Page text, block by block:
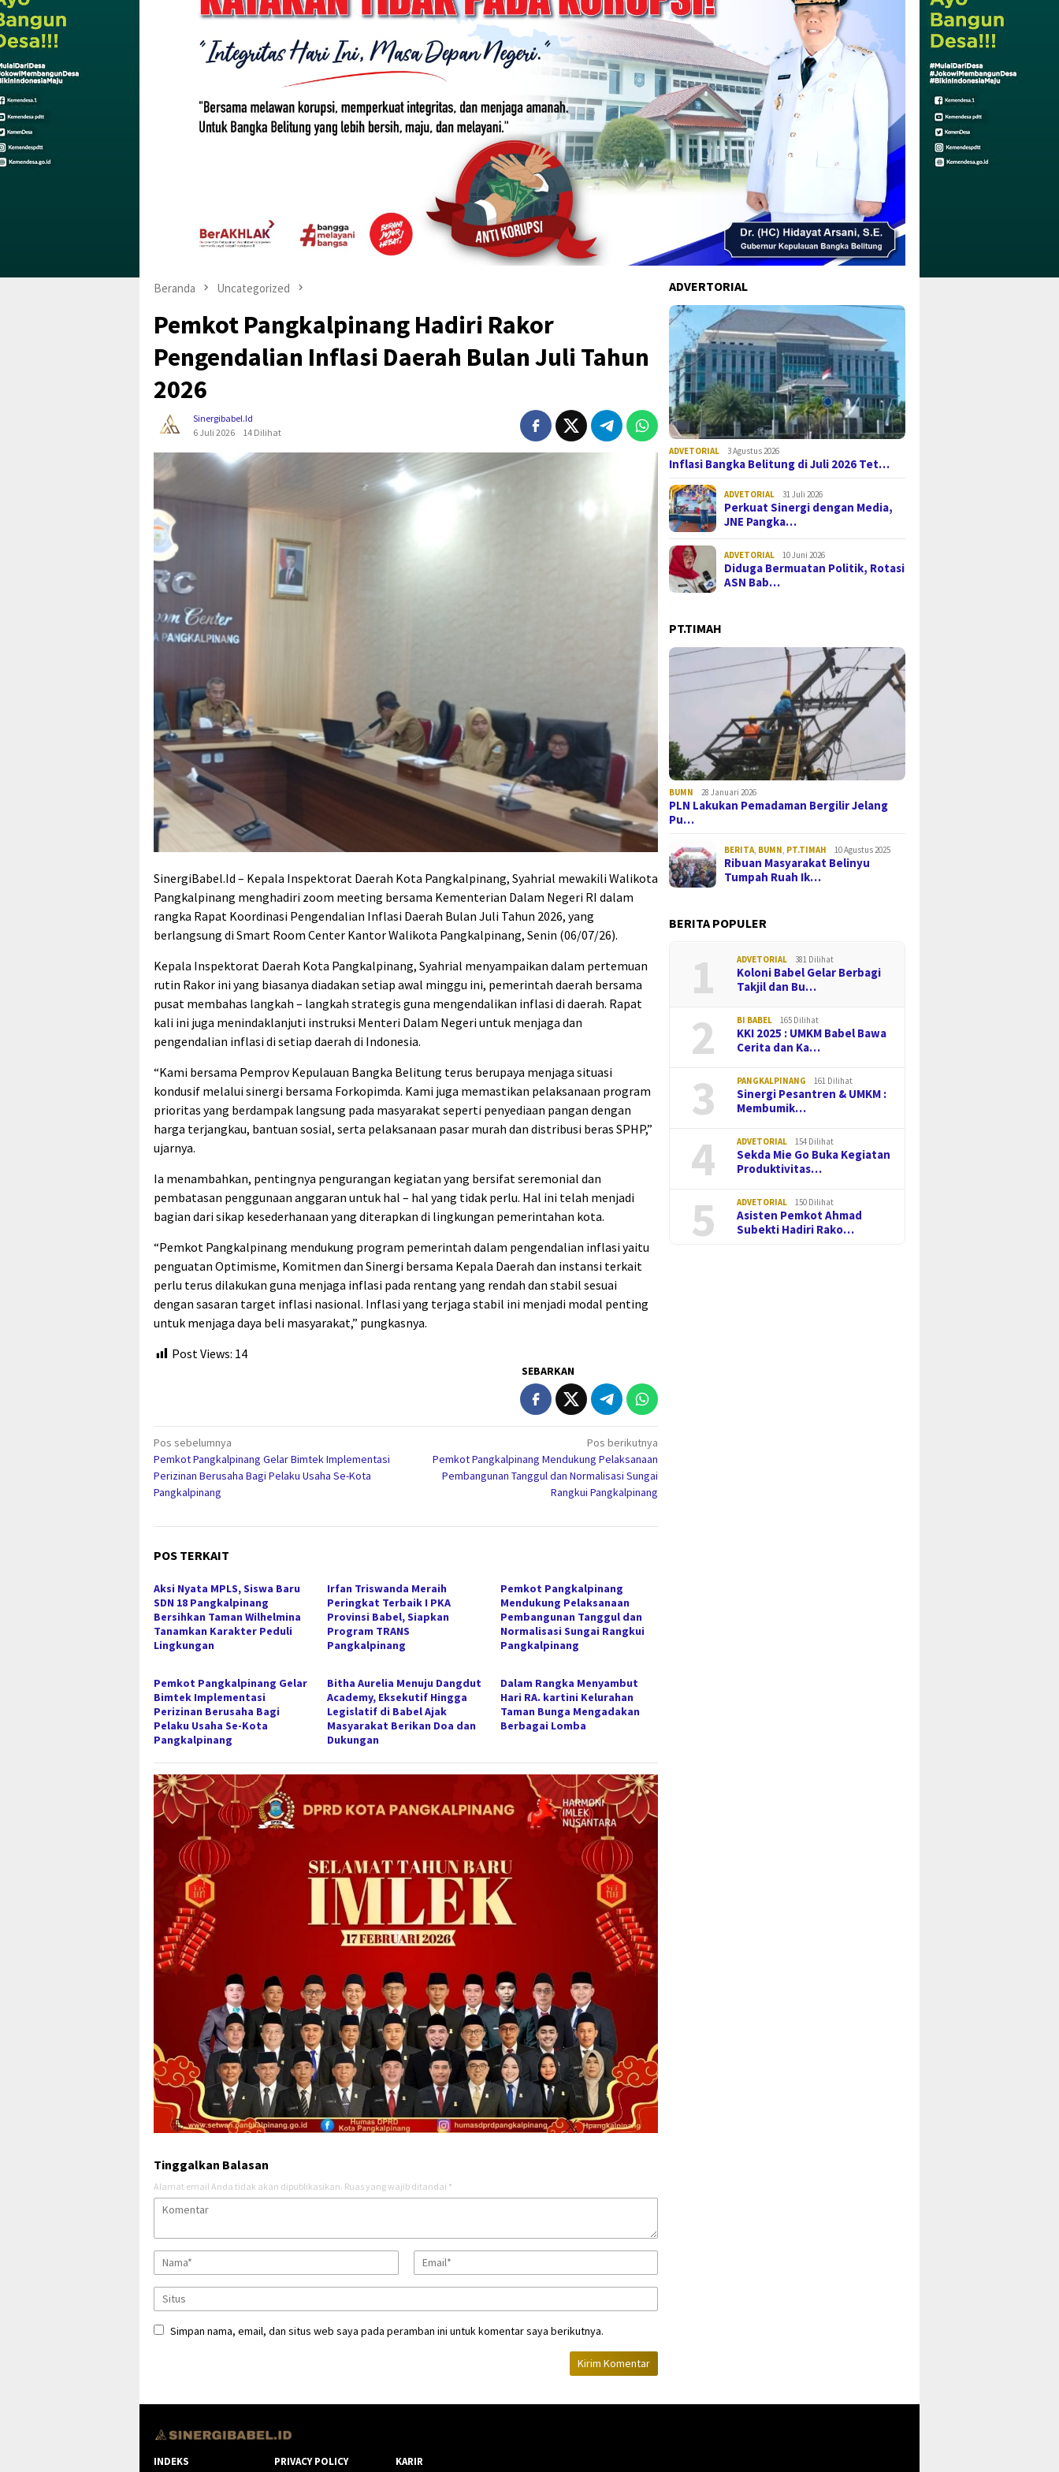
Beranda Uncategorized
Pemkot Pangkalpinang Hadiri Rakor
Pengendalian Inflasi Daerah Bulan Juli Tahun
2026
Sinergibabel.id
6 Juli 2026
14 Dilihat
SinergiBabel.Id – Kepala Inspektorat Daerah Kota Pangkalpinang, Syahrial mewakili Walikota
Pangkalpinang menghadiri zoom meeting bersama Kementerian Dalam Negeri RI dalam
rangka Rapat Koordinasi Pengendalian Inflasi Daerah Bulan Juli Tahun 2026, yang
berlangsung di Smart Room Center Kantor Walikota Pangkalpinang, Senin (06/07/26).
Kepala Inspektorat Daerah Kota Pangkalpinang, Syahrial menyampaikan dalam pertemuan
rutin Rakor ini yang biasanya diadakan setiap awal minggu ini, pemerintah daerah bersama
pusat membahas langkah – langkah strategis guna mengendalikan inflasi di daerah. Rapat
kali ini juga menindaklanjuti instruksi Menteri Dalam Negeri untuk menjaga dan
pengendalian inflasi di setiap daerah di Indonesia.
“Kami bersama Pemprov Kepulauan Bangka Belitung terus berupaya menjaga situasi
kondusif melalui sinergi bersama Forkopimda. Kami juga memastikan pelaksanaan program
prioritas yang berdampak langsung pada masyarakat seperti penyediaan pangan dengan
harga terjangkau, bantuan sosial, serta pelaksanaan pasar murah dan distribusi beras SPHP,”
ujarnya.
Ia menambahkan, pentingnya pengurangan kegiatan yang bersifat seremonial dan
pembatasan penggunaan anggaran untuk hal – hal yang tidak perlu. Hal ini telah menjadi
bagian dari sikap kesederhanaan yang diterapkan di lingkungan pemerintahan kota.
“Pemkot Pangkalpinang mendukung program pemerintah dalam pengendalian inflasi yaitu
penguatan Optimisme, Komitmen dan Sinergi bersama Kepala Daerah dan instansi terkait
perlu terus dilakukan guna menjaga inflasi pada rentang yang rendah dan stabil sesuai
dengan sasaran target inflasi nasional. Inflasi yang terjaga stabil ini menjadi modal penting
untuk menjaga daya beli masyarakat,” pungkasnya.
Post Views: 14
SEBARKAN
Navigasi
pos
Pos sebelumnya
Pemkot Pangkalpinang Gelar Bimtek Implementasi
Perizinan Berusaha Bagi Pelaku Usaha Se-Kota
Pangkalpinang
Pos berikutnya
Pemkot Pangkalpinang Mendukung Pelaksanaan
Pembangunan Tanggul dan Normalisasi Sungai
Rangkui Pangkalpinang
POS TERKAIT
Aksi Nyata MPLS, Siswa Baru
SDN 18 Pangkalpinang
Bersihkan Taman Wilhelmina
Tanamkan Karakter Peduli
Lingkungan
Irfan Triswanda Meraih
Peringkat Terbaik I PKA
Provinsi Babel, Siapkan
Program TRANS
Pangkalpinang
Pemkot Pangkalpinang
Mendukung Pelaksanaan
Pembangunan Tanggul dan
Normalisasi Sungai Rangkui
Pangkalpinang
Pemkot Pangkalpinang Gelar
Bimtek Implementasi
Perizinan Berusaha Bagi
Pelaku Usaha Se-Kota
Pangkalpinang
‎Bitha Aurelia Menuju Dangdut
Academy, Eksekutif Hingga
Legislatif di Babel Ajak
Masyarakat Berikan Doa dan
Dukungan
Dalam Rangka Menyambut
Hari RA. kartini Kelurahan
Taman Bunga Mengadakan
Berbagai Lomba
Tinggalkan Balasan
Alamat email Anda tidak akan dipublikasikan. Ruas yang wajib ditandai *
Simpan nama, email, dan situs web saya pada peramban ini untuk komentar saya berikutnya.
ADVERTORIAL
ADVETORIAL 3 Agustus 2026
Inflasi Bangka Belitung di Juli 2026 Tet…
ADVETORIAL 31 Juli 2026
Perkuat Sinergi dengan Media,
JNE Pangka…
ADVETORIAL 10 Juni 2026
Diduga Bermuatan Politik, Rotasi
ASN Bab…
PT.TIMAH
BUMN 28 Januari 2026
PLN Lakukan Pemadaman Bergilir Jelang
Pu…
BERITA, BUMN, PT.TIMAH 10 Agustus 2025
Ribuan Masyarakat Belinyu
Tumpah Ruah Ik…
BERITA POPULER
1 ADVETORIAL 381 Dilihat
Koloni Babel Gelar Berbagi
Takjil dan Bu…
2 BI BABEL 165 Dilihat
KKI 2025 : UMKM Babel Bawa
Cerita dan Ka…
3 PANGKALPINANG 161 Dilihat
Sinergi Pesantren & UMKM :
Membumik…
4 ADVETORIAL 154 Dilihat
Sekda Mie Go Buka Kegiatan
Produktivitas…
5 ADVETORIAL 150 Dilihat
Asisten Pemkot Ahmad
Subekti Hadiri Rako…
INDEKS PRIVACY POLICY KARIR